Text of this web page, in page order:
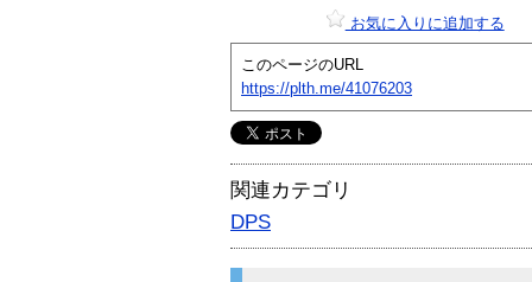
お気に入りに追加する
このページのURL
https://plth.me/41076203
関連カテゴリ
DPS